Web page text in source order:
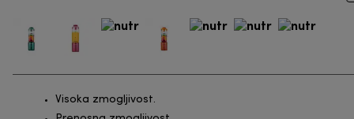
Visoka zmogljivost.